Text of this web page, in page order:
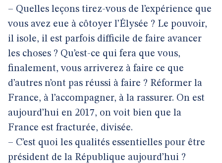
– Quelles leçons tirez-vous de l’expérience que
vous avez eue à côtoyer l’Élysée ? Le pouvoir,
il isole, il est parfois difficile de faire avancer
les choses ? Qu’est-ce qui fera que vous,
finalement, vous arriverez à faire ce que
d’autres n’ont pas réussi à faire ? Réformer la
France, à l’accompagner, à la rassurer. On est
aujourd’hui en 2017, on voit bien que la
France est fracturée, divisée.
– C’est quoi les qualités essentielles pour être
président de la République aujourd’hui ?